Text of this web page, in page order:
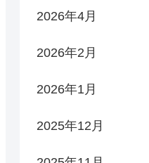
2026年4月
2026年2月
2026年1月
2025年12月